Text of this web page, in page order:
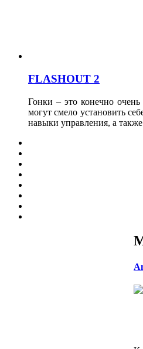
FLASHOUT 2
Гонки – это конечно
могут смело установить
навыки управления, а